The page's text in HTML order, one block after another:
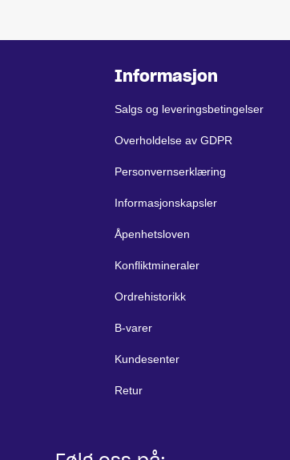
Informasjon
Salgs og leveringsbetingelser
Overholdelse av GDPR
Personvernserklæring
Informasjonskapsler
Åpenhetsloven
Konfliktmineraler
Ordrehistorikk
B-varer
Kundesenter
Retur